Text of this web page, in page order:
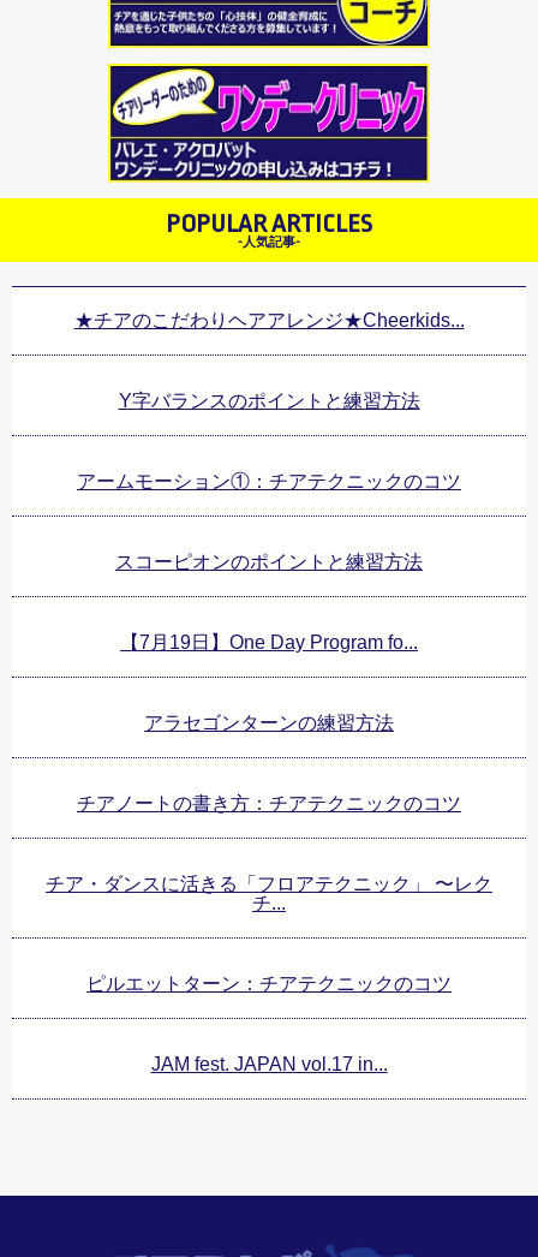
POPULAR ARTICLES
-人気記事-
★チアのこだわりヘアアレンジ★Cheerkids...
Y字バランスのポイントと練習方法
アームモーション①：チアテクニックのコツ
スコーピオンのポイントと練習方法
【7月19日】One Day Program fo...
アラセゴンターンの練習方法
チアノートの書き方：チアテクニックのコツ
チア・ダンスに活きる「フロアテクニック」 〜レク
チ...
ピルエットターン：チアテクニックのコツ
JAM fest. JAPAN vol.17 in...